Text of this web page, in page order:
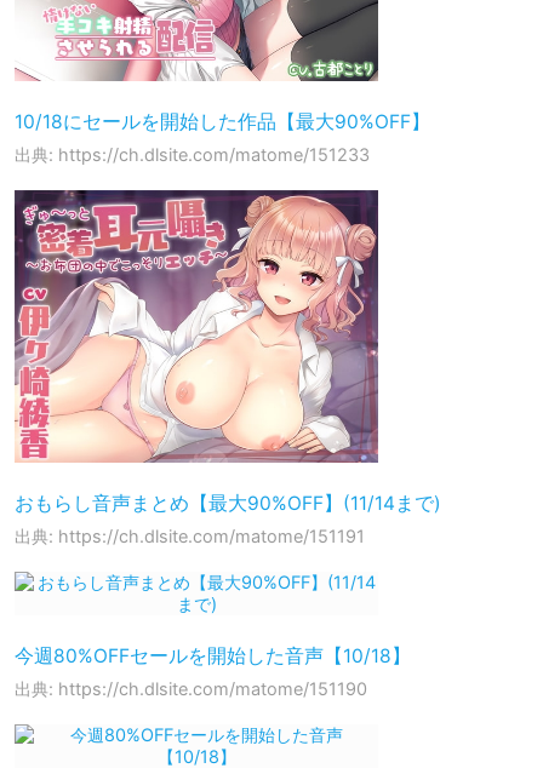
10/18にセールを開始した作品【最大90%OFF】
出典: https://ch.dlsite.com/matome/151233
おもらし音声まとめ【最大90%OFF】(11/14まで)
出典: https://ch.dlsite.com/matome/151191
今週80%OFFセールを開始した音声【10/18】
出典: https://ch.dlsite.com/matome/151190